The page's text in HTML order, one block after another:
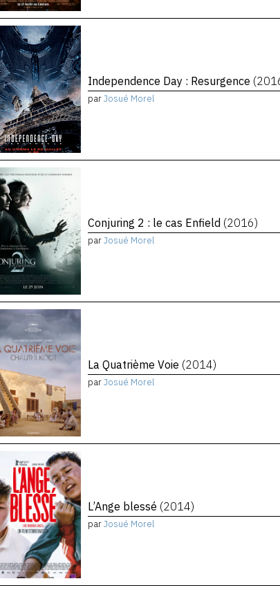
Independence Day : Resurgence
parJosué Morel
Conjuring 2 : le cas Enfield (2016)
parJosué Morel
La Quatrième Voie (2014)
parJosué Morel
L’Ange blessé (2014)
parJosué Morel